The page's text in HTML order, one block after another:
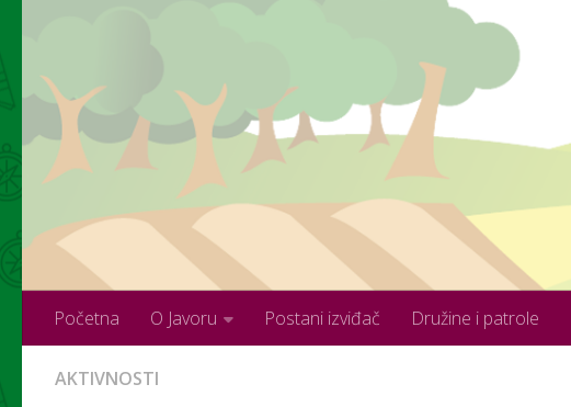
Početna O Javoru Postani izviđač Družine i patrole
AKTIVNOSTI